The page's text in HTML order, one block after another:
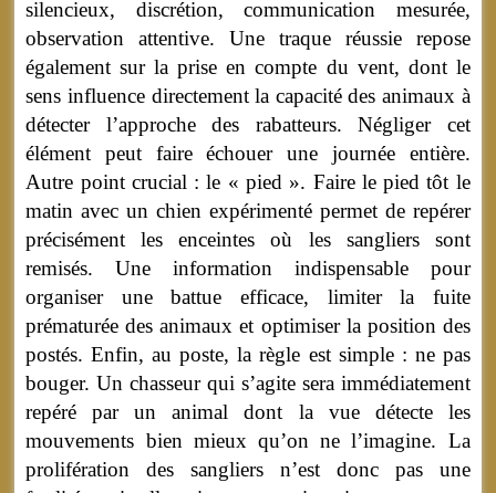
silencieux, discrétion, communication mesurée,
observation attentive. Une traque réussie repose
également sur la prise en compte du vent, dont le
sens influence directement la capacité des animaux à
détecter l’approche des rabatteurs. Négliger cet
élément peut faire échouer une journée entière.
Autre point crucial : le « pied ». Faire le pied tôt le
matin avec un chien expérimenté permet de repérer
précisément les enceintes où les sangliers sont
remisés. Une information indispensable pour
organiser une battue efficace, limiter la fuite
prématurée des animaux et optimiser la position des
postés. Enfin, au poste, la règle est simple : ne pas
bouger. Un chasseur qui s’agite sera immédiatement
repéré par un animal dont la vue détecte les
mouvements bien mieux qu’on ne l’imagine. La
prolifération des sangliers n’est donc pas une